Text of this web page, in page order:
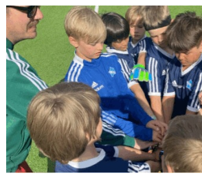
BILDGALLERI
DOKUMENT
KONTAKT